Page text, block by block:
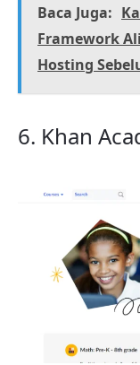
Baca Juga:
Framework
Hosting
6. Khan